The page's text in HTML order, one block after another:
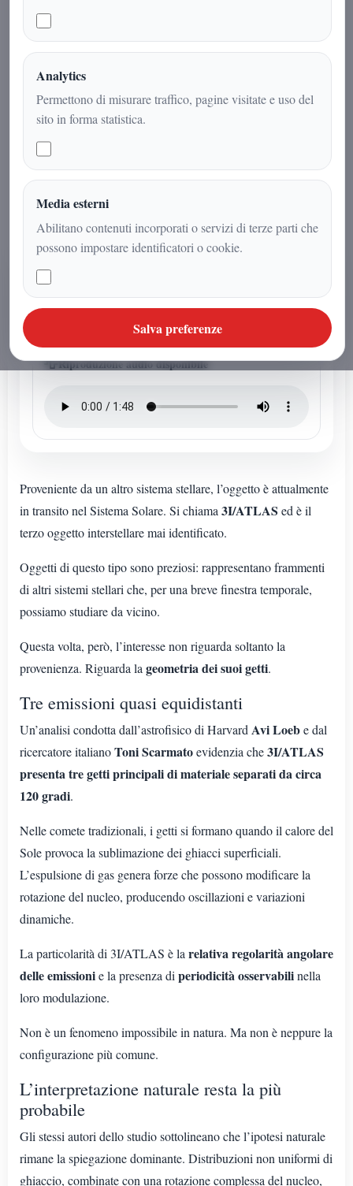
Tre getti quasi simmetrici e stabilità
dinamica: lo studio su 3I/ATLAS
analizza l’anomalia tra spiegazione
naturale e ipotesi di sistema
organizzato.
Ascolta l'audio articolo
Questo articolo ha un audio dedicato della redazione.
Riproduzione audio disponibile
Proveniente da un altro sistema stellare, l’oggetto è attualmente
in transito nel Sistema Solare. Si chiama 3I/ATLAS ed è il
terzo oggetto interstellare mai identificato.
Oggetti di questo tipo sono preziosi: rappresentano frammenti
di altri sistemi stellari che, per una breve finestra temporale,
possiamo studiare da vicino.
Questa volta, però, l’interesse non riguarda soltanto la
provenienza. Riguarda la geometria dei suoi getti.
Tre emissioni quasi equidistanti
Un’analisi condotta dall’astrofisico di Harvard Avi Loebe dal
ricercatore italianoToni Scarmatoevidenzia che3I/ATLAS
presenta tre getti principali di materiale separati da circa
120 gradi.
Nelle comete tradizionali, i getti si formano quando il calore del
Sole provoca la sublimazione dei ghiacci superficiali.
L’espulsione di gas genera forze che possono modificare la
rotazione del nucleo, producendo oscillazioni e variazioni
dinamiche.
La particolarità di 3I/ATLAS è la relativa regolarità angolare
delle emissionie la presenza di periodicità osservabilinella
loro modulazione.
Non è un fenomeno impossibile in natura. Ma non è neppure la
configurazione più comune.
L’interpretazione naturale resta la più
probabile
Gli stessi autori dello studio sottolineano che l’ipotesi naturale
rimane la spiegazione dominante. Distribuzioni non uniformi di
ghiaccio, combinate con una rotazione complessa del nucleo,
Analytics
Permettono di misurare traffico, pagine visitate e uso del
sito in forma statistica.
Media esterni
Abilitano contenuti incorporati o servizi di terze parti che
possono impostare identificatori o cookie.
Salva preferenze